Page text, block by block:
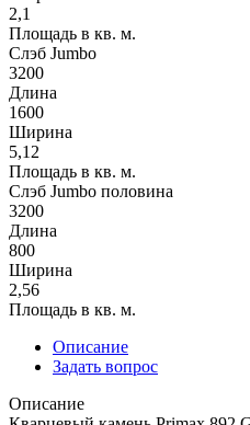
2,1
Площадь в кв. м.
Слэб Jumbo
3200
Длина
1600
Ширина
5,12
Площадь в кв. м.
Слэб Jumbo половина
3200
Длина
800
Ширина
2,56
Площадь в кв. м.
Описание
Задать вопрос
Описание